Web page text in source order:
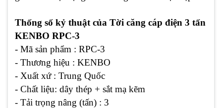
Thống số kỷ thuật của Tời căng cáp điện 3 tấn
KENBO RPC-3
- Mã sản phẩm : RPC-3
- Thương hiệu : KENBO
- Xuất xứ : Trung Quốc
- Chất liệu: dây thép + sắt mạ kẽm
- Tải trọng nâng (tấn) : 3